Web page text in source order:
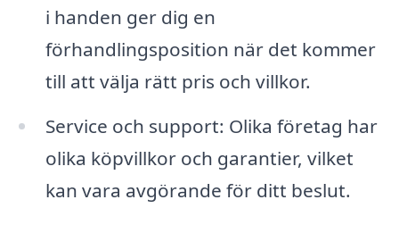
i handen ger dig en
förhandlingsposition när det kommer
till att välja rätt pris och villkor.
Service och support: Olika företag har
olika köpvillkor och garantier, vilket
kan vara avgörande för ditt beslut.